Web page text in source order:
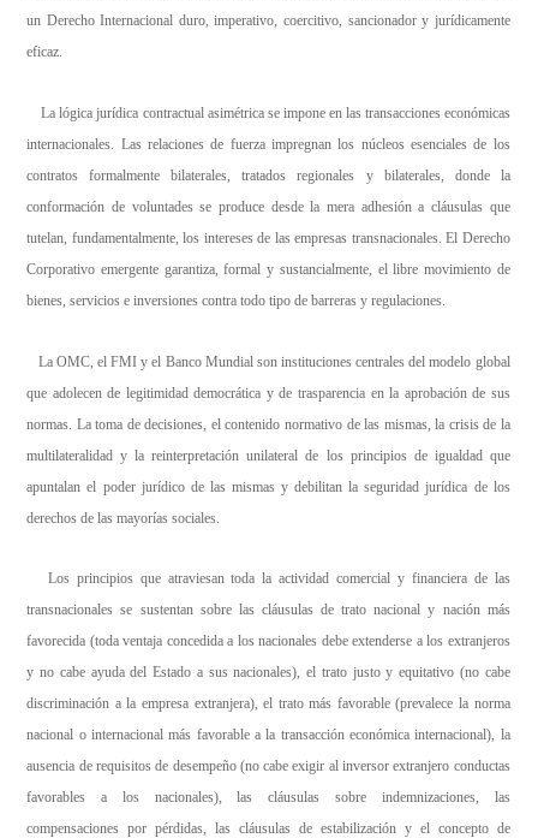
un Derecho Internacional duro, imperativo, coercitivo, sancionador y jurídicamente
eficaz.
La lógica jurídica contractual asimétrica se impone en las transacciones económicas
internacionales. Las relaciones de fuerza impregnan los núcleos esenciales de los
contratos formalmente bilaterales, tratados regionales y bilaterales, donde la
conformación de voluntades se produce desde la mera adhesión a cláusulas que
tutelan, fundamentalmente, los intereses de las empresas transnacionales. El Derecho
Corporativo emergente garantiza, formal y sustancialmente, el libre movimiento de
bienes, servicios e inversiones contra todo tipo de barreras y regulaciones.
La OMC, el FMI y el Banco Mundial son instituciones centrales del modelo global
que adolecen de legitimidad democrática y de trasparencia en la aprobación de sus
normas. La toma de decisiones, el contenido normativo de las mismas, la crisis de la
multilateralidad y la reinterpretación unilateral de los principios de igualdad que
apuntalan el poder jurídico de las mismas y debilitan la seguridad jurídica de los
derechos de las mayorías sociales.
Los principios que atraviesan toda la actividad comercial y financiera de las
transnacionales se sustentan sobre las cláusulas de trato nacional y nación más
favorecida (toda ventaja concedida a los nacionales debe extenderse a los extranjeros
y no cabe ayuda del Estado a sus nacionales), el trato justo y equitativo (no cabe
discriminación a la empresa extranjera), el trato más favorable (prevalece la norma
nacional o internacional más favorable a la transacción económica internacional), la
ausencia de requisitos de desempeño (no cabe exigir al inversor extranjero conductas
favorables a los nacionales), las cláusulas sobre indemnizaciones, las
compensaciones por pérdidas, las cláusulas de estabilización y el concepto de